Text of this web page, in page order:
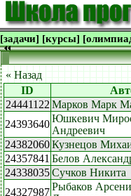
[задачи] [курсы]
« Назад
ID
24441122 Марков Марк
24393640Юшкевич
Андреевич
24382060Кузнецов
24357841 Белов
24338035Сучков Никита
24327987Рыбаков